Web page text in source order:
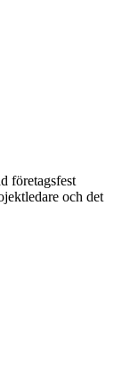
företagsfest
och det